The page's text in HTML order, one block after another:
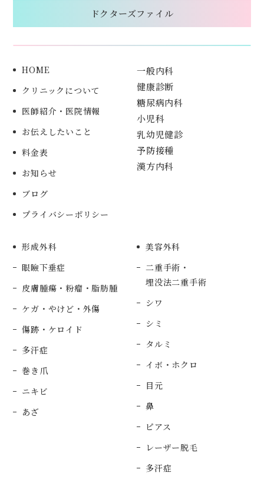
ドクターズファイル
HOME
クリニックについて
医師紹介・医院情報
お伝えしたいこと
料金表
お知らせ
ブログ
プライバシーポリシー
一般内科
健康診断
糖尿病内科
小児科
乳幼児健診
予防接種
漢方内科
形成外科
眼瞼下垂症
皮膚腫瘍・粉瘤・脂肪腫
ケガ・やけど・外傷
傷跡・ケロイド
多汗症
巻き爪
ニキビ
あざ
美容外科
二重手術・
埋没法二重手術
シワ
シミ
タルミ
イボ・ホクロ
目元
鼻
ピアス
レーザー脱毛
多汗症